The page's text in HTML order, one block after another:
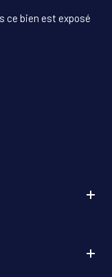
ce bien est exposé